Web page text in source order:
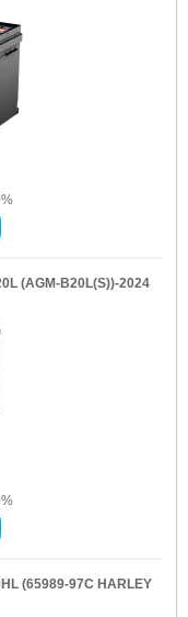
(AGM-B20L(S))-2024
(65989-97C HARLEY